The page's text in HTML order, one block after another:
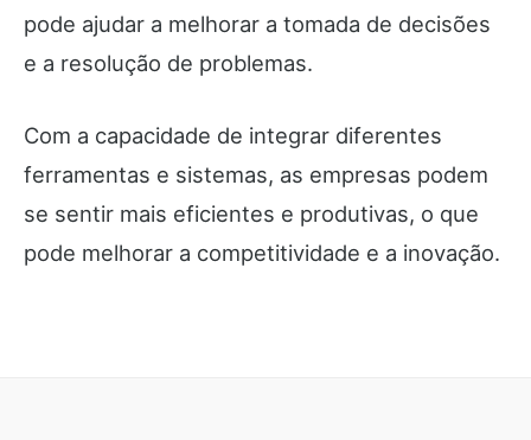
pode ajudar a melhorar a tomada de decisões
e a resolução de problemas.
Com a capacidade de integrar diferentes
ferramentas e sistemas, as empresas podem
se sentir mais eficientes e produtivas, o que
pode melhorar a competitividade e a inovação.